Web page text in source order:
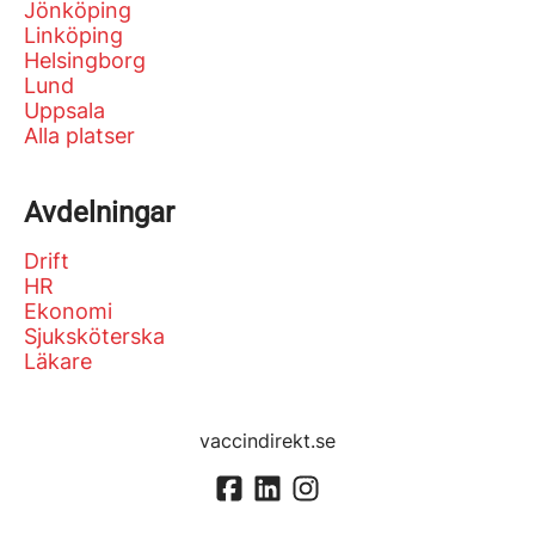
Jönköping
Linköping
Helsingborg
Lund
Uppsala
Alla platser
Avdelningar
Drift
HR
Ekonomi
Sjuksköterska
Läkare
vaccindirekt.se